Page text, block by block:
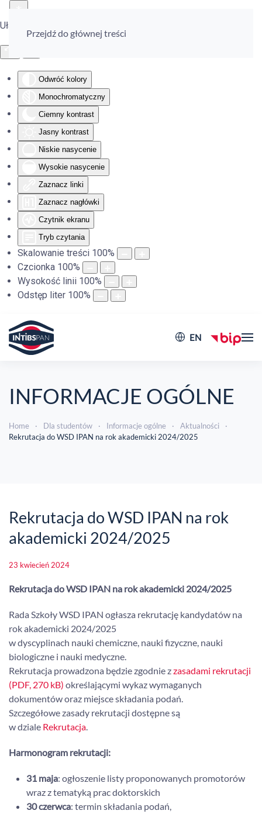
Ułatwienia dostępu
Odwróć kolory
Monochromatyczny
Ciemny kontrast
Jasny kontrast
Niskie nasycenie
Wysokie nasycenie
Zaznacz linki
Zaznacz nagłówki
Czytnik ekranu
Tryb czytania
Skalowanie treści 100%
Czcionka 100%
Wysokość linii 100%
Odstęp liter 100%
Przejdź do głównej treści
EN
INFORMACJE OGÓLNE
Home Dla studentów Informacje ogólne
Aktualności
Rekrutacja do WSD IPAN na rok akademicki 2024/2025
Rekrutacja do WSD IPAN na rok
akademicki 2024/2025
23 kwiecień 2024
Rekrutacja do WSD IPAN na rok akademicki 2024/2025
Rada Szkoły WSD IPAN ogłasza rekrutację kandydatów na
rok akademicki 2024/2025
w dyscyplinach nauki chemiczne, nauki fizyczne, nauki
biologiczne i nauki medyczne.
Rekrutacja prowadzona będzie zgodnie zzasadami rekrutacji
(PDF, 270 kB) określającymi wykaz wymaganych
dokumentów oraz miejsce składania podań.
Szczegółowe zasady rekrutacji dostępne są
w dziale Rekrutacja.
Harmonogram rekrutacji:
31 maja: ogłoszenie listy proponowanych promotorów
wraz z tematyką prac doktorskich
30 czerwca: termin składania podań,